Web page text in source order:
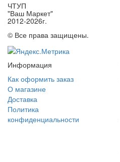
ЧТУП
"Ваш Маркет"
2012-2026г.
© Все права защищены.
Информация
Как оформить заказ
О магазине
Доставка
Политика
конфиденциальности